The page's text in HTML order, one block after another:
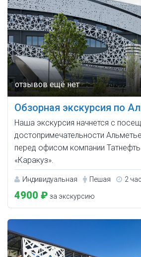
Обзорная экскурсия по
Наша экскурсия начнется с
достопримечательности
перед офисом компании
«Каракуз».
Индивидуальная Пешая 2
4900 ₽ за экскурсию